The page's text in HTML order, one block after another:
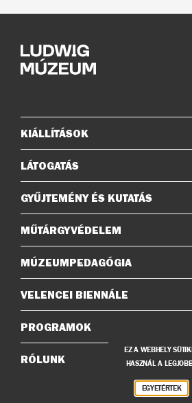
Oldaltérkép
KIÁLLÍTÁSOK
LÁTOGATÁS
GYŰJTEMÉNY ÉS KUTATÁS
MŰTÁRGYVÉDELEM
MÚZEUMPEDAGÓGIA
VELENCEI BIENNÁLE
PROGRAMOK
RÓLUNK
EZ A WEBHELY
HASZNÁL A
EGYETÉRTEK